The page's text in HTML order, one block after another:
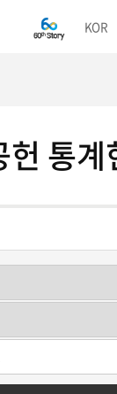
KOR
헌 통계